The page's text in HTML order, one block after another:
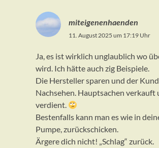
miteigenenhaenden
11. August 2025 um 17:19 Uhr
Ja, es ist wirklich unglaublich wo
wird. Ich hätte auch zig Beispiele.
Die Hersteller sparen und der
Nachsehen. Hauptsachen verkauft
verdient.
Bestenfalls kann man es wie in
Pumpe, zurückschicken.
Ärgere dich nicht! „Schlag“ zurück.